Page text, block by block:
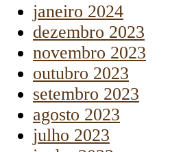
janeiro 2024
dezembro 2023
novembro 2023
outubro 2023
setembro 2023
agosto 2023
julho 2023